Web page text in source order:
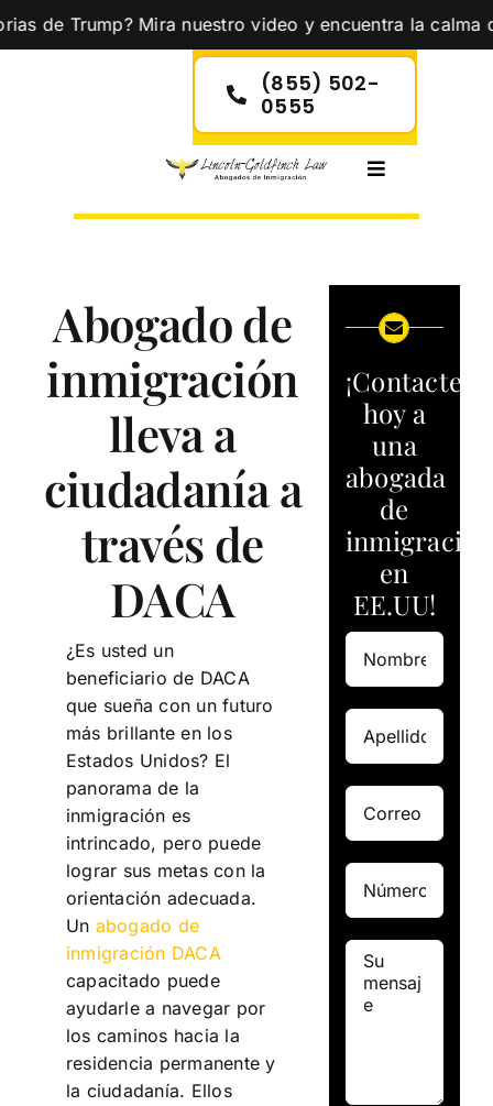
Skip
Mira nuestro video y encuentra la calma que
(855) 502-
0555
Toggle
Abogado de
inmigración
lleva a
ciudadanía a
través de
DACA
¿Es usted un
beneficiario de DACA
que sueña con un futuro
más brillante en los
Estados Unidos? El
panorama de la
inmigración es
intrincado, pero puede
lograr sus metas con la
orientación adecuada.
Un abogado de
inmigración DACA
capacitado puede
ayudarle a navegar por
los caminos hacia la
residencia permanente y
la ciudadanía. Ellos
¡Contacte
hoy a
una
abogada
de
inmigración
en
EE.UU!